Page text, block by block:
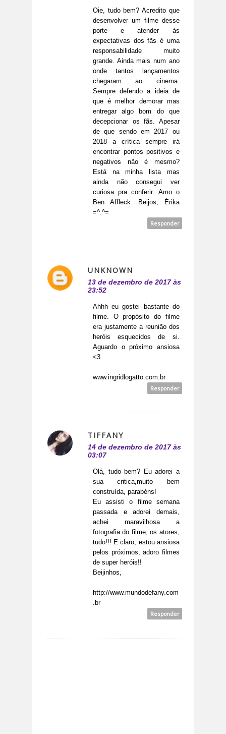
Oie, tudo bem? Acredito que
desenvolver um filme desse
porte e atender às
expectativas dos fãs é uma
responsabilidade muito
grande. Ainda mais num ano
onde tantos lançamentos
chegaram ao cinema.
Sempre defendo a ideia de
que é melhor demorar mas
entregar algo bom do que
decepcionar os fãs. Apesar
de que sendo em 2017 ou
2018 a crítica sempre irá
encontrar pontos positivos e
negativos não é mesmo?
Está na minha lista mas
ainda não consegui ver
curiosa pra conferir. Amo o
Ben Affleck. Beijos, Érika
=^.^=
Responder
UNKNOWN
13 de dezembro de 2017 às
23:52
Ahhh eu gostei bastante do
filme. O propósito do filme
era justamente a reunião dos
heróis esquecidos de si.
Aguardo o próximo ansiosa
<3
www.ingridlogatto.com.br
Responder
TIFFANY
14 de dezembro de 2017 às
03:07
Olá, tudo bem? Eu adorei a
sua critica,muito bem
construída, parabéns!
Eu assisti o filme semana
passada e adorei demais,
achei maravilhosa a
fotografia do filme, os atores,
tudo!!! E claro, estou ansiosa
pelos próximos, adoro filmes
de super heróis!!
Beijinhos,
http://www.mundodefany.com
.br
Responder